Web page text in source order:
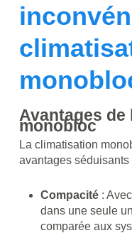
Avantages
monobloc
La climatisation
avantages séduisants
Compacité :
dans une seule
comparée aux